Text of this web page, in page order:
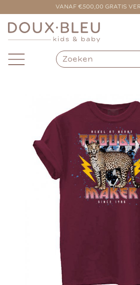
VANAF €500,00 GRATIS